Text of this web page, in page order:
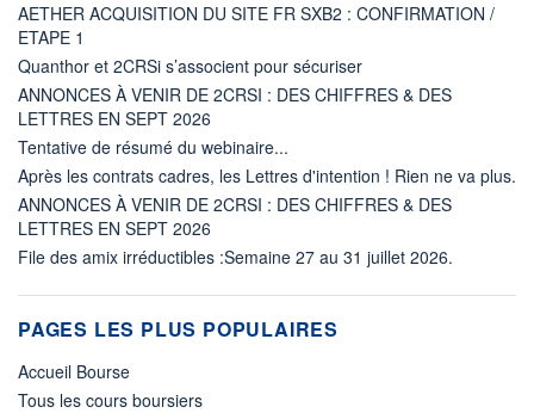
AETHER ACQUISITION DU SITE FR SXB2 : CONFIRMATION /
ETAPE 1
Quanthor et 2CRSi s’associent pour sécuriser
ANNONCES À VENIR DE 2CRSI : DES CHIFFRES & DES
LETTRES EN SEPT 2026
Tentative de résumé du webinaire...
Après les contrats cadres, les Lettres d'intention ! Rien ne va plus.
ANNONCES À VENIR DE 2CRSI : DES CHIFFRES & DES
LETTRES EN SEPT 2026
File des amix irréductibles :Semaine 27 au 31 juillet 2026.
PAGES LES PLUS POPULAIRES
Accueil Bourse
Tous les cours boursiers